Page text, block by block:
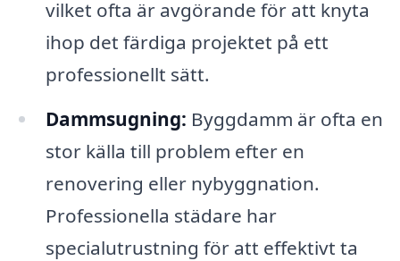
vilket ofta är avgörande för att knyta
ihop det färdiga projektet på ett
professionellt sätt.
Dammsugning: Byggdamm är ofta en
stor källa till problem efter en
renovering eller nybyggnation.
Professionella städare har
specialutrustning för att effektivt ta